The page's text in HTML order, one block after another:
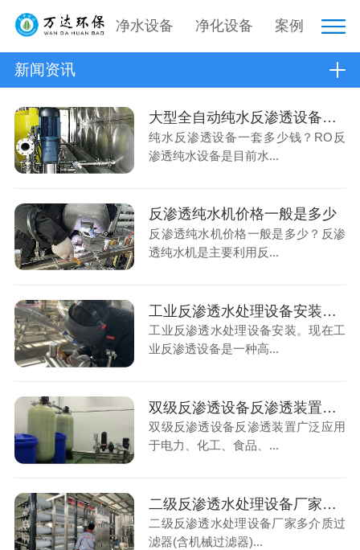
净水设备 净化设备 案例
新闻资讯
大型全自动纯水反渗透设备一套多少钱
纯水反渗透设备一套多少钱？RO反
渗透纯水设备是目前水...
反渗透纯水机价格一般是多少
反渗透纯水机价格一般是多少？反渗
透纯水机是主要利用反...
工业反渗透水处理设备安装问题如何避开
工业反渗透水处理设备安装。现在工
业反渗透设备是一种高...
双级反渗透设备反渗透装置的作用
双级反渗透设备反渗透装置广泛应用
于电力、化工、食品、...
二级反渗透水处理设备厂家哪里有
二级反渗透水处理设备厂家多介质过
滤器(含机械过滤器)...